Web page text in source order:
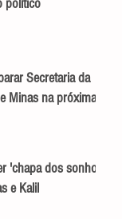
político
Secretaria da
Minas na próxima
'chapa dos sonhos'
e Kalil